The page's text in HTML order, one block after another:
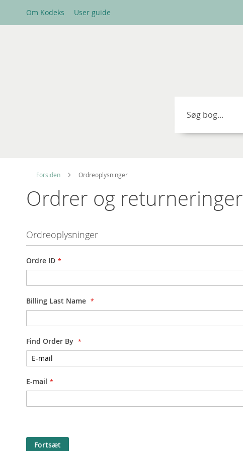
Skip
to
Om Kodeks User guide
Forsiden Ordreoplysninger
Ordrer og returneringer
Ordreoplysninger
Ordre ID
Billing Last Name
Find Order By
E-mail
Fortsæt